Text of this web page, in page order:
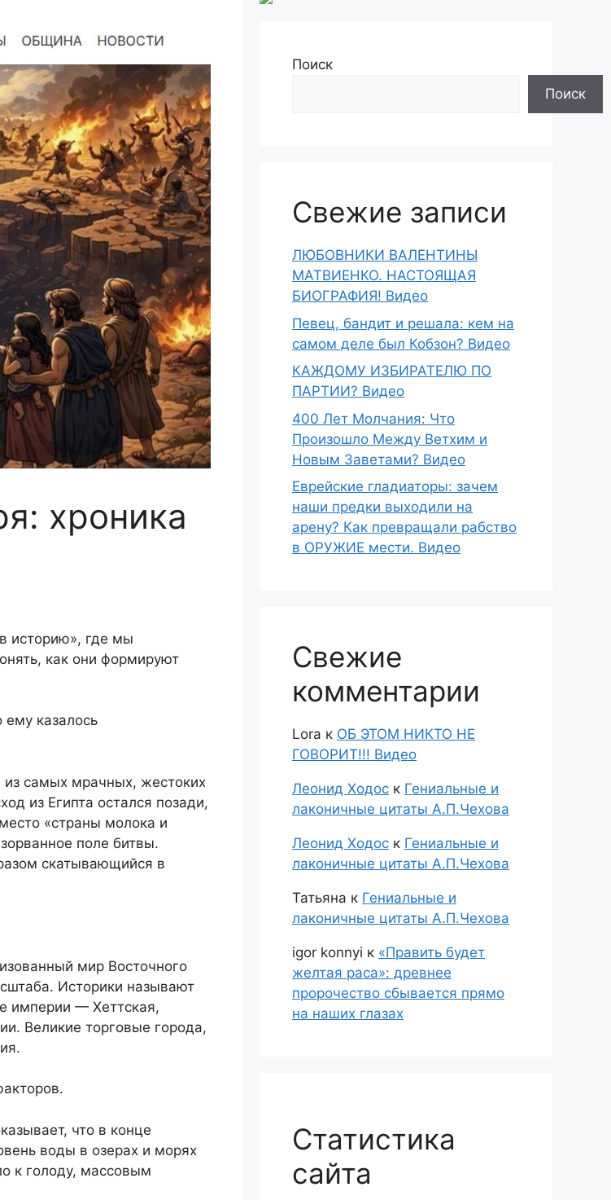
хроника
историю», где мы
как они формируют
казалось
самых мрачных, жестоких
из Египта остался позади,
«страны молока и
поле битвы.
скатывающийся в
мир Восточного
Историки называют
империи — Хеттская,
Великие торговые города,
что в конце
воды в озерах и морях
к голоду, массовым
Поиск
Поиск
Свежие записи
ЛЮБОВНИКИ ВАЛЕНТИНЫ
МАТВИЕНКО. НАСТОЯЩАЯ
БИОГРАФИЯ! Видео
Певец, бандит и решала: кем на
самом деле был Кобзон? Видео
КАЖДОМУ ИЗБИРАТЕЛЮ ПО
ПАРТИИ? Видео
400 Лет Молчания: Что
Произошло Между Ветхим и
Новым Заветами? Видео
Еврейские гладиаторы: зачем
наши предки выходили на
арену? Как превращали рабство
в ОРУЖИЕ мести. Видео
Свежие
комментарии
Lora к ОБ ЭТОМ НИКТО НЕ
ГОВОРИТ!!! Видео
Леонид Ходос к Гениальные и
лаконичные цитаты А.П.Чехова
Леонид Ходос к Гениальные и
лаконичные цитаты А.П.Чехова
Татьяна к Гениальные и
лаконичные цитаты А.П.Чехова
igor konnyi к «Править будет
желтая раса»: древнее
пророчество сбывается прямо
на наших глазах
Статистика
сайта